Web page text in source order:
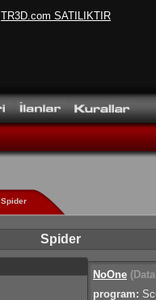
TR3D.com SATILIKTIR
Spider
Spider
NoOne
program: